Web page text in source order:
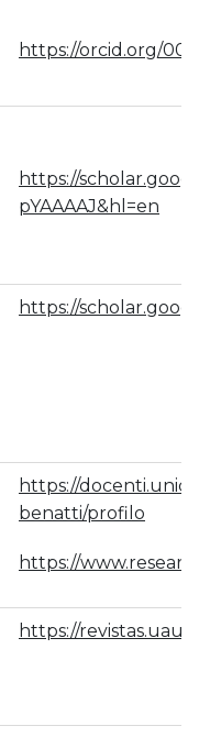
https://orcid.org/
https://
pYAAAAJ&hl=en
https://
https://
benatti/profilo
https://
https://